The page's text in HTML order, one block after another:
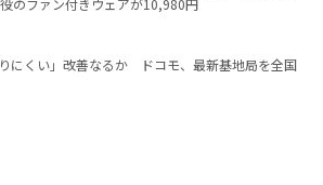
のファン付きウェアが10,980円
りにくい」改善なるか ドコモ、最新基地局を全国